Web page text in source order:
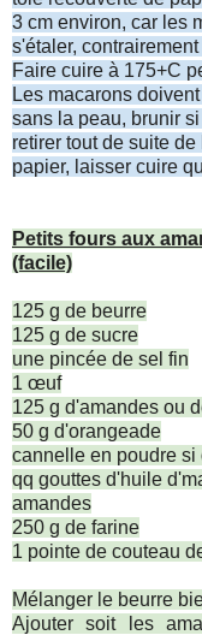
3 cm environ, car les
s'étaler,
Faire cuire à 175+C
Les macarons
sans la peau, brunir
retirer tout de suite
papier, laisser cuire
Petits fours aux
(facile)
125 g de beurre
125 g de sucre
une pincée de sel fin
1 œuf
125 g d'amandes ou
50 g d'orangeade
cannelle en poudre
qq gouttes d'huile
amandes
250 g de farine
1 pointe de couteau
Mélanger le beurre
Ajouter soit les